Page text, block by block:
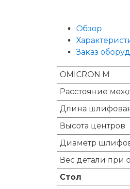
Обзор
Заказ
OMICRON M
Расстояние
Длина
Высота центров
Диаметр
Вес детали при
Стол